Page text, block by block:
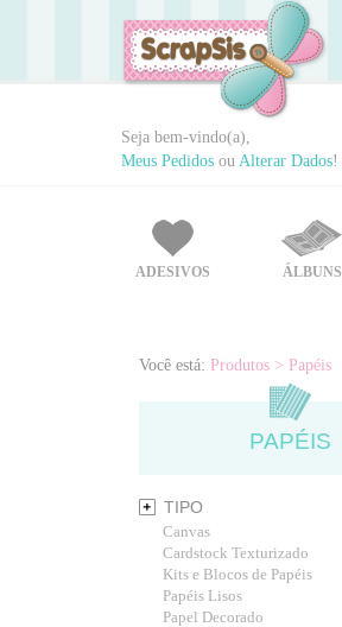
Seja bem-vindo(a),
Meus Pedidos ou Alterar Dados!
ADESIVOS ÁLBUNS
Você está: Produtos > Papéis
PAPÉIS
TIPO
Canvas
Cardstock Texturizado
Kits e Blocos de Papéis
Papéis Lisos
Papel Decorado